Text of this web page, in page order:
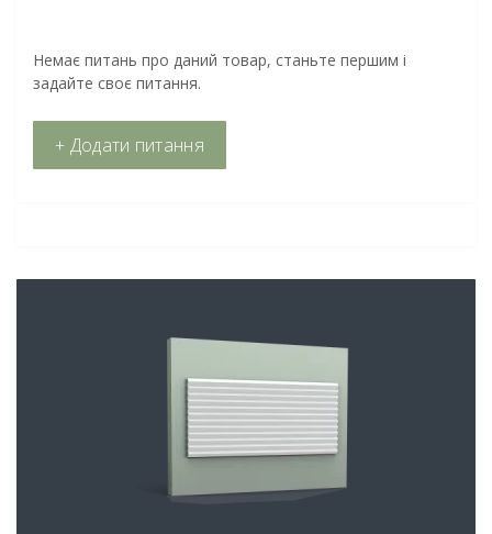
Немає питань про даний товар, станьте першим і
задайте своє питання.
+ Додати питання